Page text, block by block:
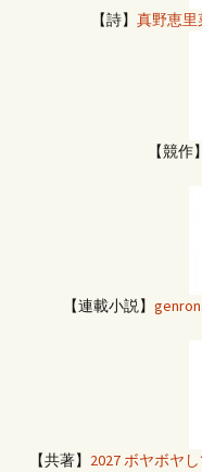
【詩】 真野恵里
【競作】
【連載小説】
【共著】 2027 ボヤボヤ